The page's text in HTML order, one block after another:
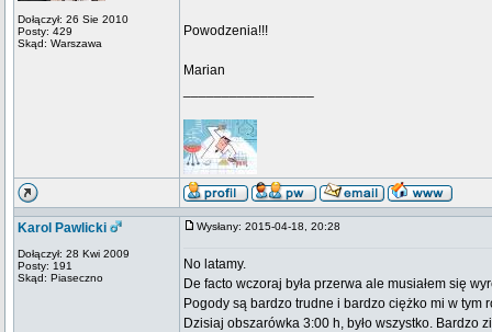
Dołączył: 26 Sie 2010
Posty: 429
Skąd: Warszawa
Powodzenia!!!
Marian
Karol Pawlicki
Dołączył: 28 Kwi 2009
Posty: 191
Skąd: Piaseczno
Wysłany: 2015-04-18, 20:28
No latamy.
De facto wczoraj była przerwa ale musiałem się
Pogody są bardzo trudne i bardzo ciężko mi w tym
Dzisiaj obszarówka 3:00 h, było wszystko. Bardzo